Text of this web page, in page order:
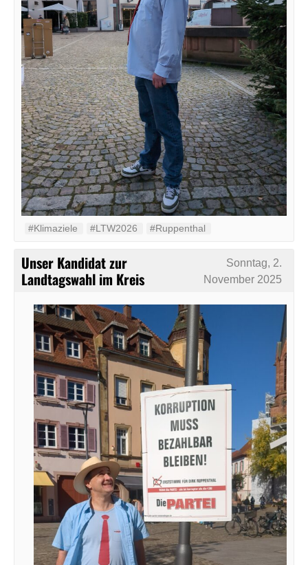
#Klimaziele #LTW2026 #Ruppenthal
Unser Kandidat zur
Landtagswahl im Kreis
Sonntag, 2.
November 2025